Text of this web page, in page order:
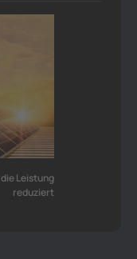
Leistung
reduziert